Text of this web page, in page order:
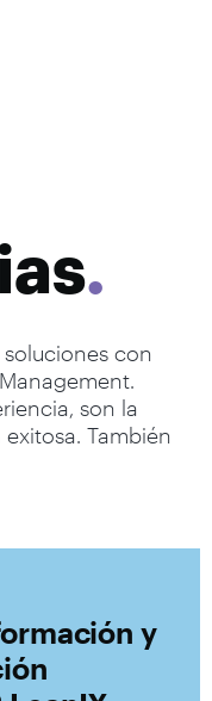
.
con
son la
También
y